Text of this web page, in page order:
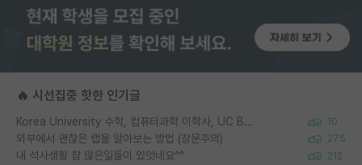
🔥 시선집중 핫한 인기글
Korea University 수학, 컴퓨터과학 이학사, UC Berkeley 산업공학 대학원 공학박사가 되는 것은 쉽지 않겠죠? 10
외부에서 괜찮은 랩을 알아보는 방법 (장문주의) 275
내 석사생활 참 많은일들이 있엇네요^^ 212